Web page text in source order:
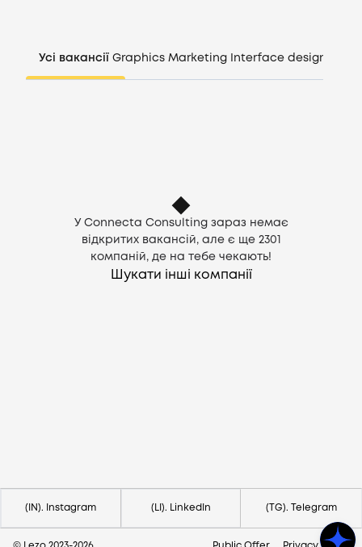
Усі вакансії Graphics Marketing Interface design
У Connecta Consulting зараз немає
відкритих вакансій, але є ще 2301
компаній, де на тебе чекають!
Шукати інші компанії
(IN). Instagram (LI). LinkedIn (TG). Telegram